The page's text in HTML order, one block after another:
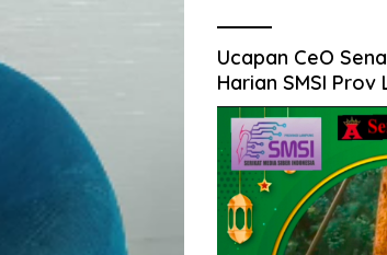
Ucapan CeO
Harian SMSI Prov